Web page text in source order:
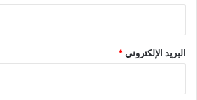
البريد الإلكتروني*